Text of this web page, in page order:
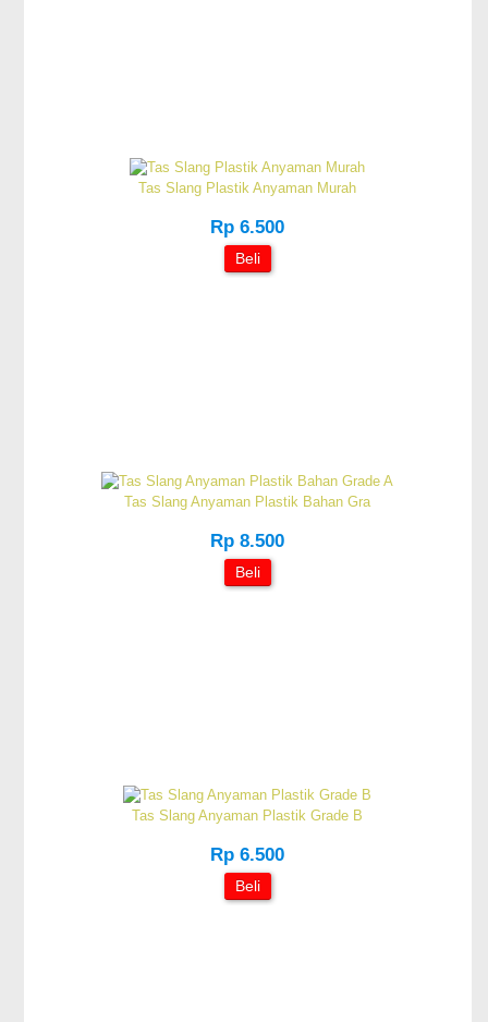
Tas Slang Plastik Anyaman Murah
Rp 6.500
Beli
Tas Slang Anyaman Plastik Bahan Gra
Rp 8.500
Beli
Tas Slang Anyaman Plastik Grade B
Rp 6.500
Beli